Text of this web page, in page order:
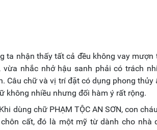
ta nhận thấy tất cả đều không vay
nhắc nhở hậu sanh phải có trách
Câu chữ và vị trí đặt có dụng phong thủy
không nhiều nhưng đối hàm ý rất rộng.
dùng chữ PHẠM TỘC AN SƠN, con
cất, đó là một mỹ từ dành cho nhà